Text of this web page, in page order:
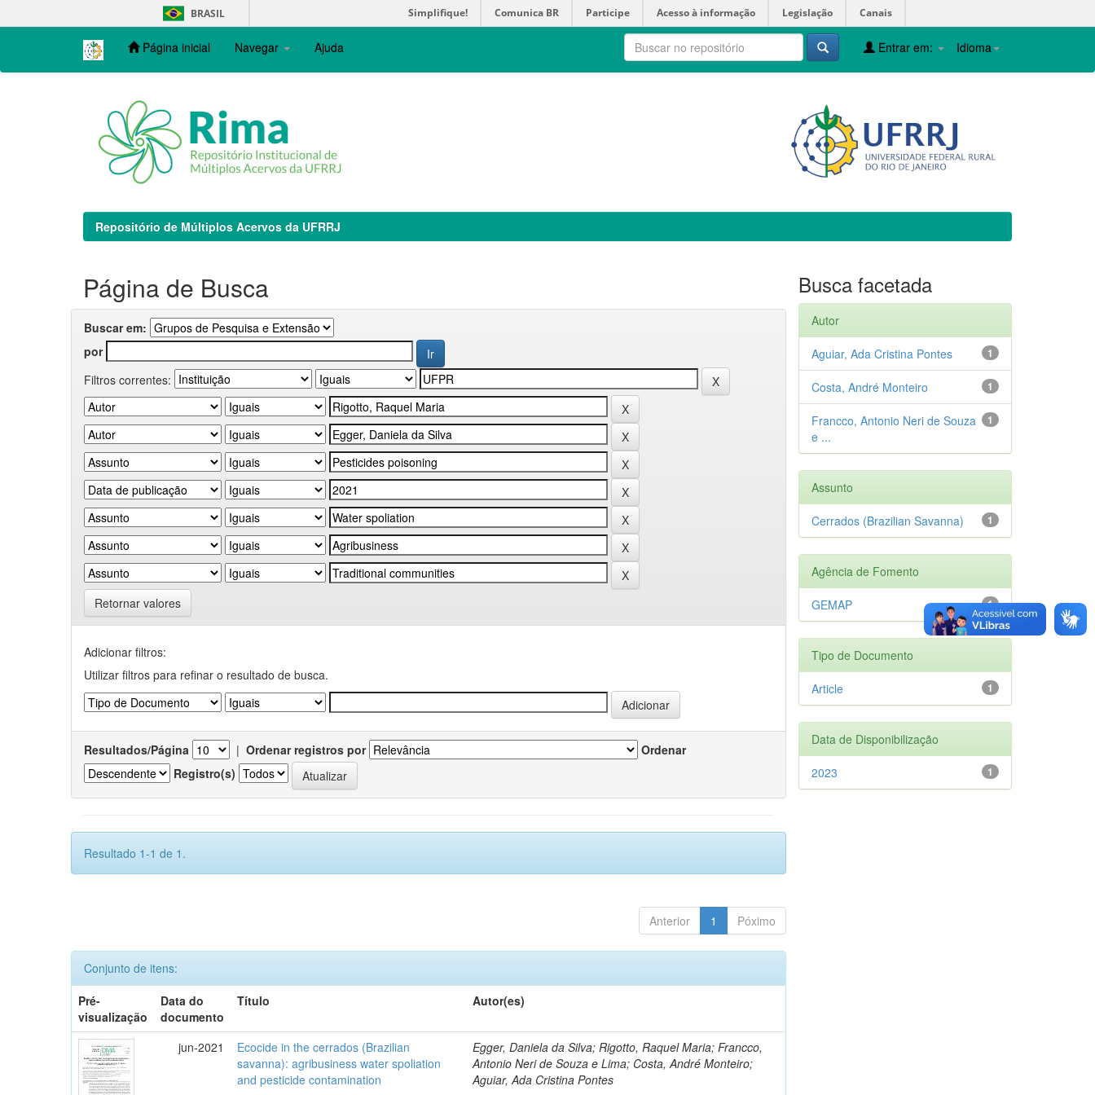
navigation
BRASIL Simplifique! Comunica BR Participe Acesso à informação Legislação Canais
Página inicial Navegar Ajuda Idioma
Entrar em:
Repositório de Múltiplos Acervos da UFRRJ
Página de Busca
Buscar em:
por
Filtros correntes:
Retornar valores
Adicionar filtros:
Utilizar filtros para refinar o resultado de busca.
Resultados/Página | Ordenar registros por
Ordenar
Registro(s)
Resultado 1-1 de 1.
Anterior 1 Póximo
Conjunto de itens:
Pré-
visualização
Data do
documento
Título Autor(es)
jun-2021
Ecocide in the cerrados (Brazilian
savanna): agribusiness water spoliation
and pesticide contamination
Egger, Daniela da Silva; Rigotto, Raquel Maria; Francco,
Antonio Neri de Souza e Lima; Costa, André Monteiro;
Aguiar, Ada Cristina Pontes
Busca facetada
Autor
1
Aguiar, Ada Cristina Pontes
1
Costa, André Monteiro
1
Francco, Antonio Neri de Souza
e ...
Assunto
1
Cerrados (Brazilian Savanna)
Agência de Fomento
1
GEMAP
Tipo de Documento
1
Article
Data de Disponibilização
1
2023